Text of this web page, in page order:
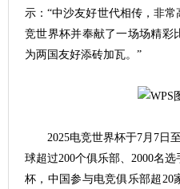
示：“中沙友好世代相传，非
竞世界杯并奉献了一场场精彩
为两国友好添砖加瓦。”
2025电竞世界杯于7月7日
球超过200个俱乐部、2000名
杯，中国参与电竞俱乐部超20